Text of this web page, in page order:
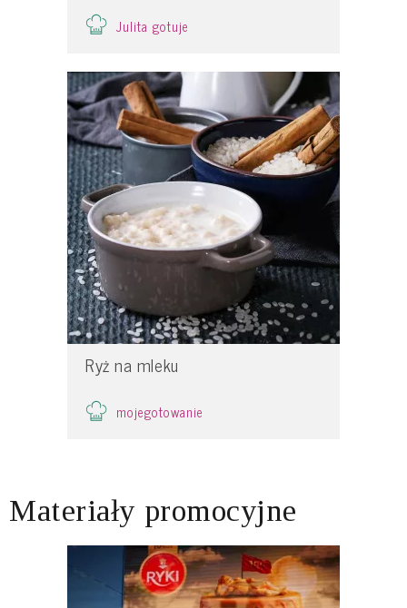
Julita gotuje
Ryż na mleku
mojegotowanie
Materiały promocyjne